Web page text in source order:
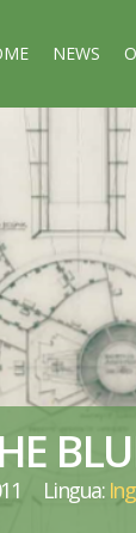
NEWS
Lingua: